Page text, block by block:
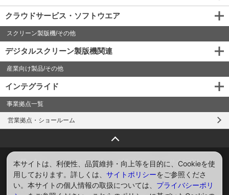
クラウドサービス・ソフトウエア
スクリーン製版機/その他
デジタルスクリーン製版機関連
産業向け製品/その他
インテグライド
事業拠点一覧
営業拠点・ショールーム
ページトップへ戻る
お問い合わせ サイトマップ プライバシー
サイトポリシー
ソーシャルメディアポリシー
本サイトは、利便性、品質維持・向上等を目的に、Cookieを使
用しております。詳しくは、サイトポリシーをご参照くださ
い。本サイトの個人情報の取扱については、 プライバシーポリ